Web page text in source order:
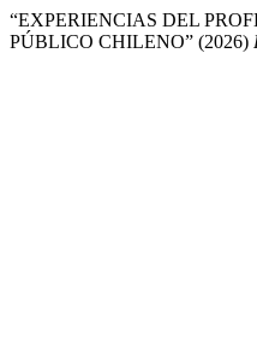
“EXPERIENCIAS DEL
PÚBLICO CHILENO” (2026)